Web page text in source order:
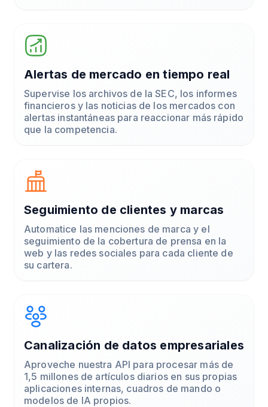
Alertas de mercado en tiempo real
Supervise los archivos de la SEC, los informes
financieros y las noticias de los mercados con
alertas instantáneas para reaccionar más rápido
que la competencia.
Seguimiento de clientes y marcas
Automatice las menciones de marca y el
seguimiento de la cobertura de prensa en la
web y las redes sociales para cada cliente de
su cartera.
Canalización de datos empresariales
Aproveche nuestra API para procesar más de
1,5 millones de artículos diarios en sus propias
aplicaciones internas, cuadros de mando o
modelos de IA propios.